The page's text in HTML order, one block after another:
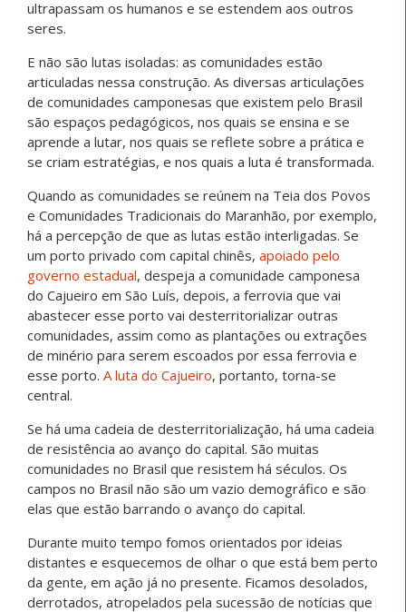
ultrapassam os humanos e se estendem aos outros
seres.
E não são lutas isoladas: as comunidades estão
articuladas nessa construção. As diversas articulações
de comunidades camponesas que existem pelo Brasil
são espaços pedagógicos, nos quais se ensina e se
aprende a lutar, nos quais se reflete sobre a prática e
se criam estratégias, e nos quais a luta é transformada.
Quando as comunidades se reúnem na Teia dos Povos
e Comunidades Tradicionais do Maranhão, por exemplo,
há a percepção de que as lutas estão interligadas. Se
um porto privado com capital chinês, apoiado pelo
governo estadual, despeja a comunidade camponesa
do Cajueiro em São Luís, depois, a ferrovia que vai
abastecer esse porto vai desterritorializar outras
comunidades, assim como as plantações ou extrações
de minério para serem escoados por essa ferrovia e
esse porto. A luta do Cajueiro, portanto, torna-se
central.
Se há uma cadeia de desterritorialização, há uma cadeia
de resistência ao avanço do capital. São muitas
comunidades no Brasil que resistem há séculos. Os
campos no Brasil não são um vazio demográfico e são
elas que estão barrando o avanço do capital.
Durante muito tempo fomos orientados por ideias
distantes e esquecemos de olhar o que está bem perto
da gente, em ação já no presente. Ficamos desolados,
derrotados, atropelados pela sucessão de notícias que